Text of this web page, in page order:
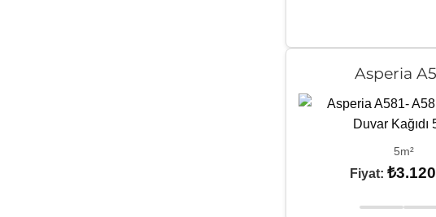
Asperia
5m²
Fiyat: ₺